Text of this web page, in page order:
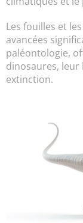
Les fouilles et
avancées
paléontologie,
dinosaures,
extinction.